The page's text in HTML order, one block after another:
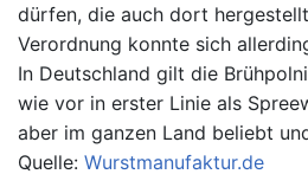
dürfen, die auch dort
Verordnung konnte sich
In Deutschland gilt die
wie vor in erster Linie als
aber im ganzen Land beliebt
Quelle: Wurstmanufaktur.de